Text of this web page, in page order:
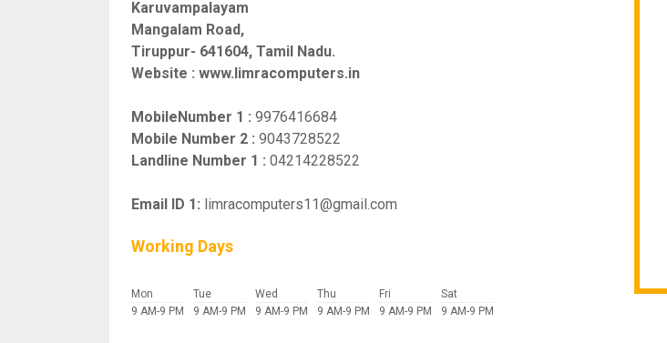
Karuvampalayam
Mangalam Road,
Tiruppur- 641604, Tamil Nadu.
Website : www.limracomputers.in
MobileNumber 1 : 9976416684
Mobile Number 2 : 9043728522
Landline Number 1 : 04214228522
Email ID 1: limracomputers11@gmail.com
Working Days
Mon
9 AM-9 PM
Tue
9 AM-9 PM
Wed
9 AM-9 PM
Thu
9 AM-9 PM
Fri
9 AM-9 PM
Sat
9 AM-9 PM